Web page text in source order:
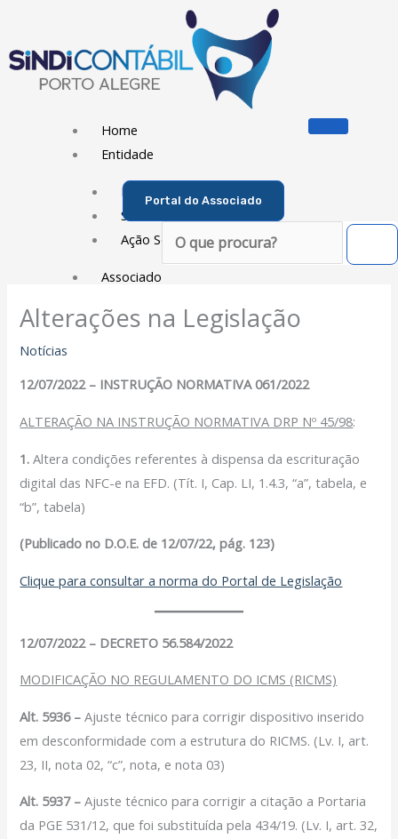
conteúdo
Home
Entidade
Diretoria
Sede Social
Ação Social
Associado
Porque ser um Associado
Dissídios e Convenções de Trabalho
EICON
Serviços
Vagas/Oportunidades
Cursos
Notícias
Contato
Portal do Associado
Pesquisar
Alterações na Legislação
Notícias
12/07/2022 – INSTRUÇÃO NORMATIVA 061/2022
ALTERAÇÃO NA INSTRUÇÃO NORMATIVA DRP Nº 45/98:
1. Altera condições referentes à dispensa da escrituração
digital das NFC-e na EFD. (Tít. I, Cap. LI, 1.4.3, “a”, tabela, e
“b”, tabela)
(Publicado no D.O.E. de 12/07/22, pág. 123)
Clique para consultar a norma do Portal de Legislação
12/07/2022 – DECRETO 56.584/2022
MODIFICAÇÃO NO REGULAMENTO DO ICMS (RICMS)
Alt. 5936 –Ajuste técnico para corrigir dispositivo inserido
em desconformidade com a estrutura do RICMS. (Lv. I, art.
23, II, nota 02, “c”, nota, e nota 03)
Alt. 5937 –Ajuste técnico para corrigir a citação a Portaria
da PGE 531/12, que foi substituída pela 434/19. (Lv. I, art. 32,